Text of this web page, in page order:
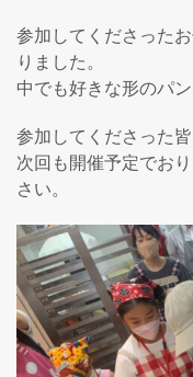
参加してくださった
りました。
中でも好きな形のパ
参加してくださった
次回も開催予定でお
さい。